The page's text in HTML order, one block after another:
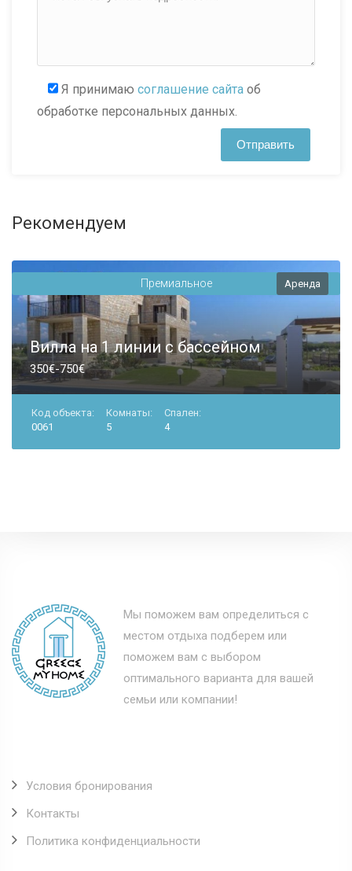
Я принимаю соглашение сайта об
обработке персональных данных.
Рекомендуем
Премиальное Аренда
Вилла на 1 линии с бассейном
350€-750€
Код объекта:
0061
Комнаты:
5
Спален:
4
Мы поможем вам определиться с
местом отдыха подберем или
поможем вам с выбором
оптимального варианта для вашей
семьи или компании!
Условия бронирования
Контакты
Политика конфиденциальности